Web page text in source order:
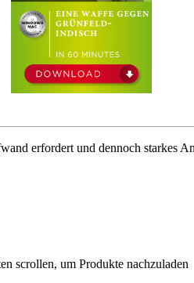
erfordert und dennoch starkes
scrollen, um Produkte nachzuladen